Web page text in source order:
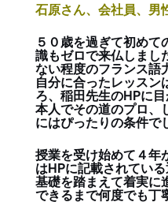
石原さん、会社員、男
５０歳を過ぎて初め
識もゼロで来仏しまし
ない程度のフランス語
自分に合ったレッスン
ろ、稲田先生のHPに
本人でその道のプロ、
にはぴったりの条件で
授業を受け始めて４年
はHPに記載されてい
基礎を踏まえて着実に
できるまで何度でも丁